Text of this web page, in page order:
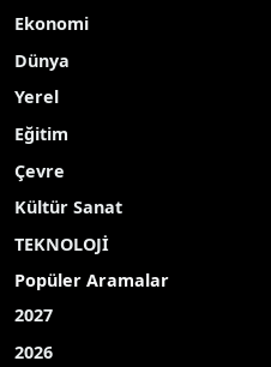
Ekonomi
Dünya
Yerel
Eğitim
Çevre
Kültür Sanat
TEKNOLOJİ
Popüler Aramalar
2027
2026